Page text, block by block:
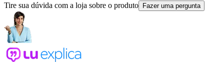
Tire sua dúvida com a loja sobre o produto Fazer uma pergunta